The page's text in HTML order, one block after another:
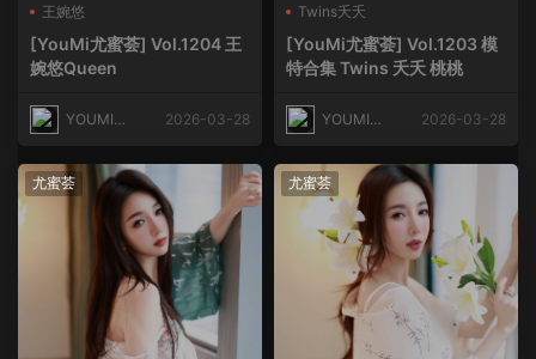
王婉悠
[YouMi尤蜜荟] Vol.1204 王
婉悠Queen
YOUMI尤
2026-03-28
Twins夭夭
[YouMi尤蜜荟] Vol.1203 模
特合集 Twins 夭夭 桃桃
YOUMI尤
2026-03-28
尤蜜荟 尤蜜荟